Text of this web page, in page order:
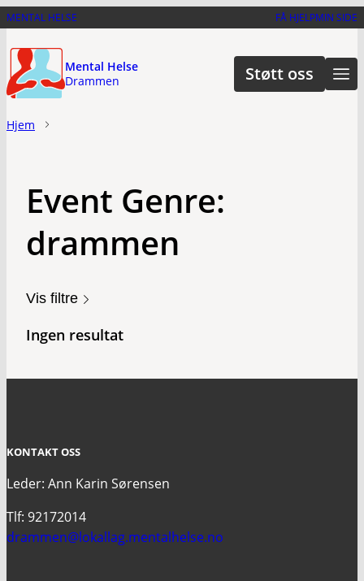
Hopp
hovedinnhold
MENTAL HELSE FÅ HJELPMIN SIDE
Mental Helse
Drammen
Støtt oss
Hjem
Event Genre:
drammen
Vis filtre
Ingen resultat
KONTAKT OSS
Leder: Ann Karin Sørensen
Tlf: 92172014
drammen@lokallag.mentalhelse.no